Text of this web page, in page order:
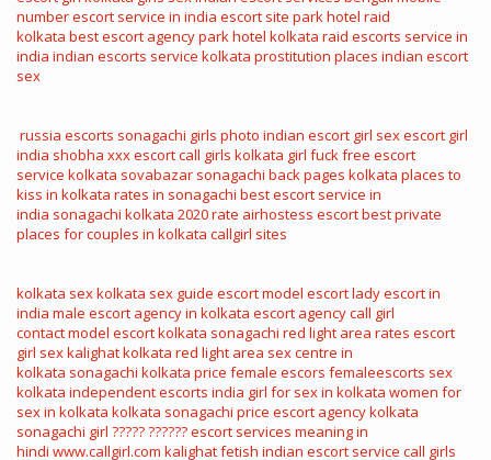
numberescort service in india escort site park hotel raid
kolkata best escort agencypark hotel kolkata raid escorts service in
india indian escorts service kolkata prostitution places indian escort
sex
russia escorts sonagachi girls photo indian escort girl sexescort girl
india shobha xxxescort call girls kolkata girl fuckfree escort
service kolkata sovabazar sonagachi back pages kolkata places to
kiss in kolkata rates in sonagachi best escort service in
india sonagachi kolkata 2020 rate airhostess escortbest private
places for couples in kolkata callgirl sites
kolkata sexkolkata sex guide escort model escort ladyescort in
india male escort agency in kolkata escort agencycall girl
contactmodel escortkolkata sonagachi red light area rates escort
girl sexkalighat kolkata red light area sex centre in
kolkata sonagachi kolkata price female escors femaleescorts sex
kolkata independent escorts india girl for sex in kolkata women for
sex in kolkata kolkata sonagachi price escort agencykolkata
sonagachi girl ????? ??????escort services meaning in
hindi www.callgirl.com kalighat fetish indian escort service call girls